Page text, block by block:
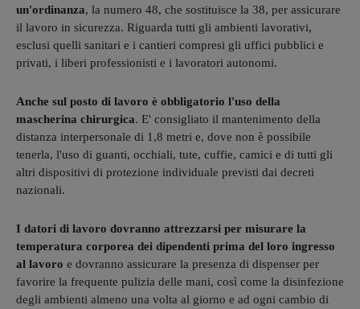
un'ordinanza, la numero 48, che sostituisce la 38, per assicurare
il lavoro in sicurezza. Riguarda tutti gli ambienti lavorativi,
esclusi quelli sanitari e i cantieri compresi gli uffici pubblici e
privati, i liberi professionisti e i lavoratori autonomi.
Anche sul posto di lavoro è obbligatorio l'uso della
mascherina chirurgica. E' consigliato il mantenimento della
distanza interpersonale di 1,8 metri e, dove non è possibile
tenerla, l'uso di guanti, occhiali, tute, cuffie, camici e di tutti gli
altri dispositivi di protezione individuale previsti dai decreti
nazionali.
I datori di lavoro dovranno attrezzarsi per misurare la
temperatura corporea dei dipendenti prima del loro ingresso
al lavoro e dovranno assicurare la presenza di dispenser per
favorire la frequente pulizia delle mani, così come la disinfezione
degli ambienti almeno una volta al giorno e ad ogni cambio di